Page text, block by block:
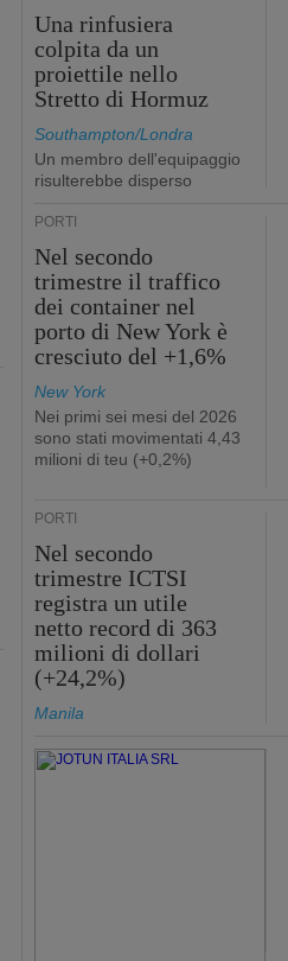
Una rinfusiera
colpita da un
proiettile nello
Stretto di Hormuz
Southampton/Londra
Un membro dell'equipaggio
risulterebbe disperso
PORTI
Nel secondo
trimestre il traffico
dei container nel
porto di New York è
cresciuto del +1,6%
New York
Nei primi sei mesi del 2026
sono stati movimentati 4,43
milioni di teu (+0,2%)
PORTI
Nel secondo
trimestre ICTSI
registra un utile
netto record di 363
milioni di dollari
(+24,2%)
Manila